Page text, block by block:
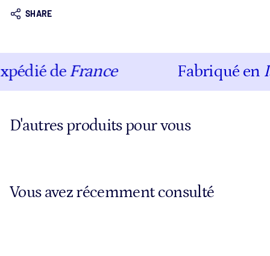
SHARE
deFrance Fabriqué en
D'autres produits pour vous
Vous avez récemment consulté